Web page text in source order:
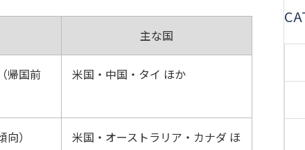
主な国
帰国前
米国・中国・タイ ほか
）
米国・オーストラリア・カナダ ほ